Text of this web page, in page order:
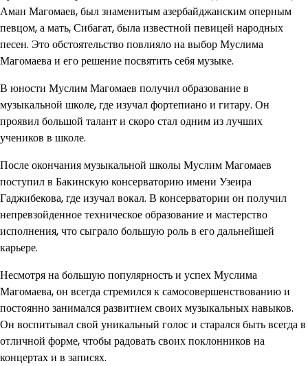
Аман Магомаев, был знаменитым азербайджанским оперным
певцом, а мать, Сибагат, была известной певицей народных
песен. Это обстоятельство повлияло на выбор Муслима
Магомаева и его решение посвятить себя музыке.
В юности Муслим Магомаев получил образование в
музыкальной школе, где изучал фортепиано и гитару. Он
проявил большой талант и скоро стал одним из лучших
учеников в школе.
После окончания музыкальной школы Муслим Магомаев
поступил в Бакинскую консерваторию имени Узеира
Гаджибекова, где изучал вокал. В консерватории он получил
непревзойденное техническое образование и мастерство
исполнения, что сыграло большую роль в его дальнейшей
карьере.
Несмотря на большую популярность и успех Муслима
Магомаева, он всегда стремился к самосовершенствованию и
постоянно занимался развитием своих музыкальных навыков.
Он воспитывал свой уникальный голос и старался быть всегда в
отличной форме, чтобы радовать своих поклонников на
концертах и в записях.